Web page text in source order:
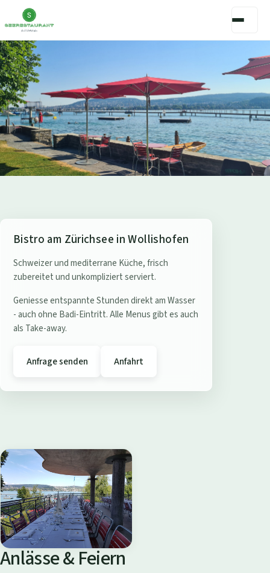
S
e
e
e
s
r
B
a
d
i
W
o
l
Bistro am Zürichsee in Wollishofen
Schweizer und mediterrane Küche, frisch
zubereitet und unkompliziert serviert.
Geniesse entspannte Stunden direkt am Wasser
- auch ohne Badi-Eintritt. Alle Menus gibt es auch
als Take-away.
Anfrage senden Anfahrt
Anlässe & Feiern